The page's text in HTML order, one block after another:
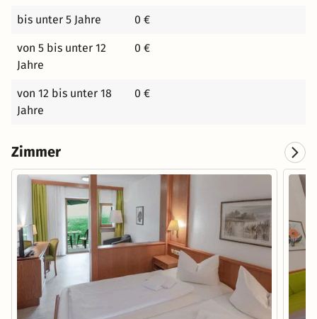
bis unter 5 Jahre 0 €
von 5 bis unter 12
Jahre
0 €
von 12 bis unter 18
Jahre
0 €
Zimmer